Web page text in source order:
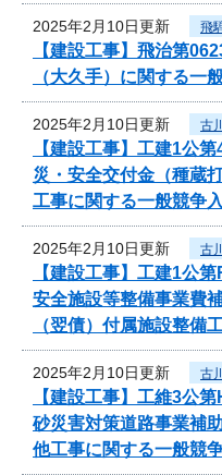
2025年2月10日更新 飛
【建設工事】飛治第
（大久手）に関する一
2025年2月10日更新 古
【建設工事】工建1
災・安全交付金（種蔵
工事に関する一般競争
2025年2月10日更新 古
【建設工事】工建1
安全施設等整備事業費
（翌債）付属施設整備
2025年2月10日更新 古
【建設工事】工維3
砂災害対策道路事業補
他工事に関する一般競